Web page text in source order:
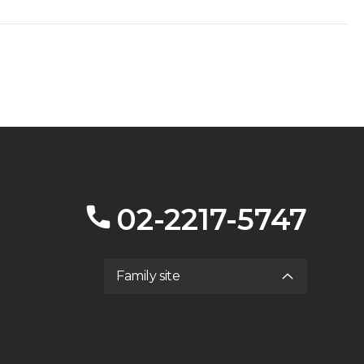
02-2217-5747
Family site